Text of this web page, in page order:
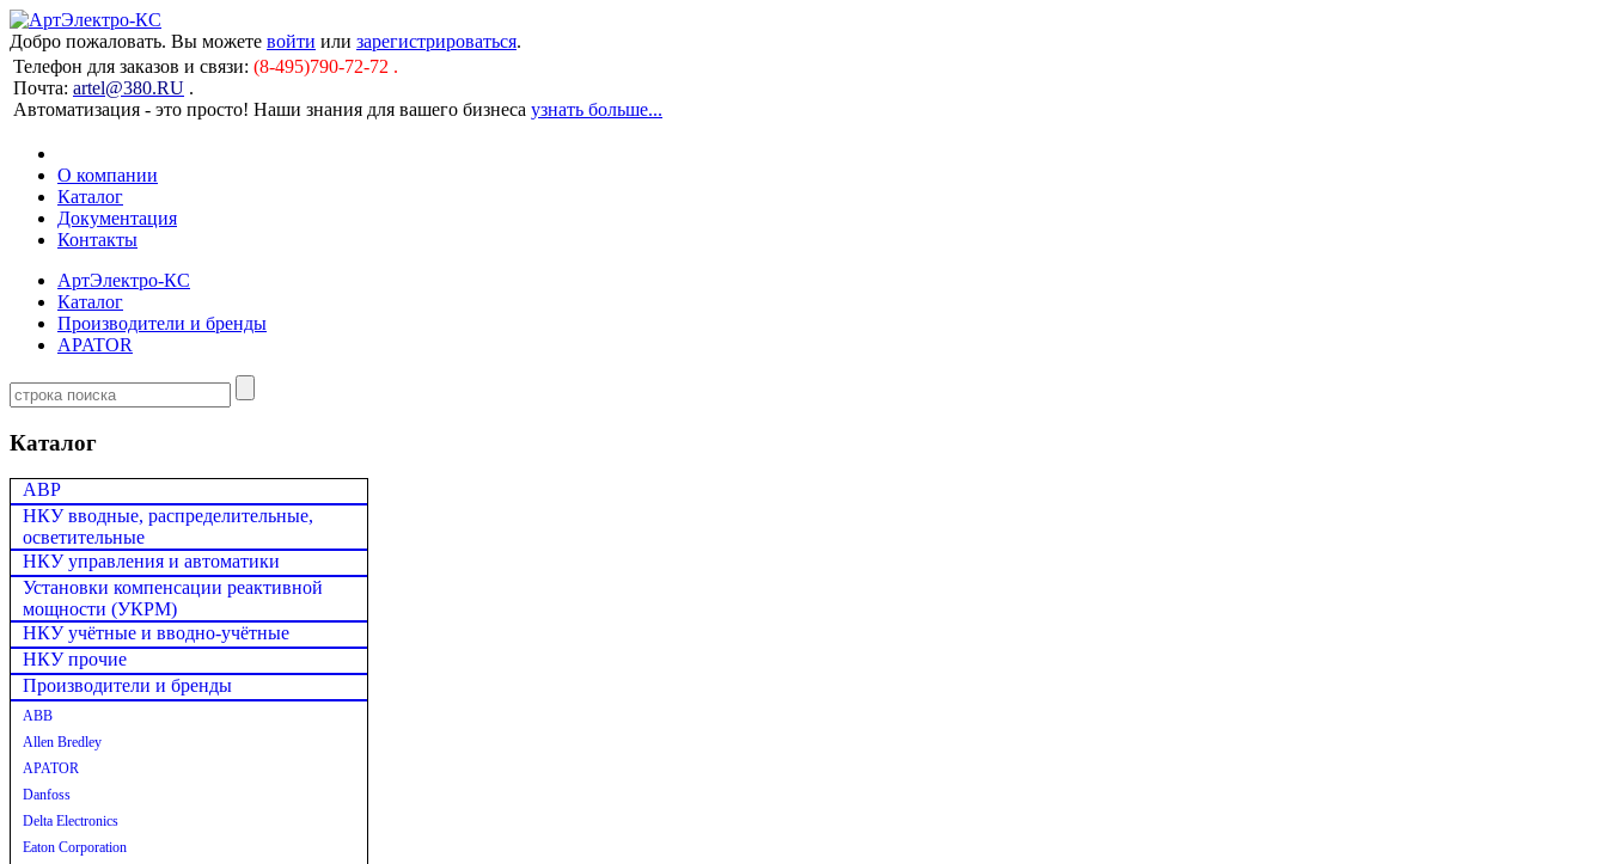
Добро пожаловать. Вы можете войти или зарегистрироваться.
Телефон для заказов и связи: (8-495)790-72-72 .
Почта: artel@380.RU .
Автоматизация - это просто! Наши знания для вашего бизнеса узнать больше...
О компании
Каталог
Документация
Контакты
АртЭлектро-КС
Каталог
Производители и бренды
APATOR
Каталог
АВР
НКУ вводные, распределительные,
осветительные
НКУ управления и автоматики
Установки компенсации реактивной
мощности (УКРМ)
НКУ учётные и вводно-учётные
НКУ прочие
Производители и бренды
ABB
Allen Bredley
APATOR
Danfoss
Delta Electronics
Eaton Corporation